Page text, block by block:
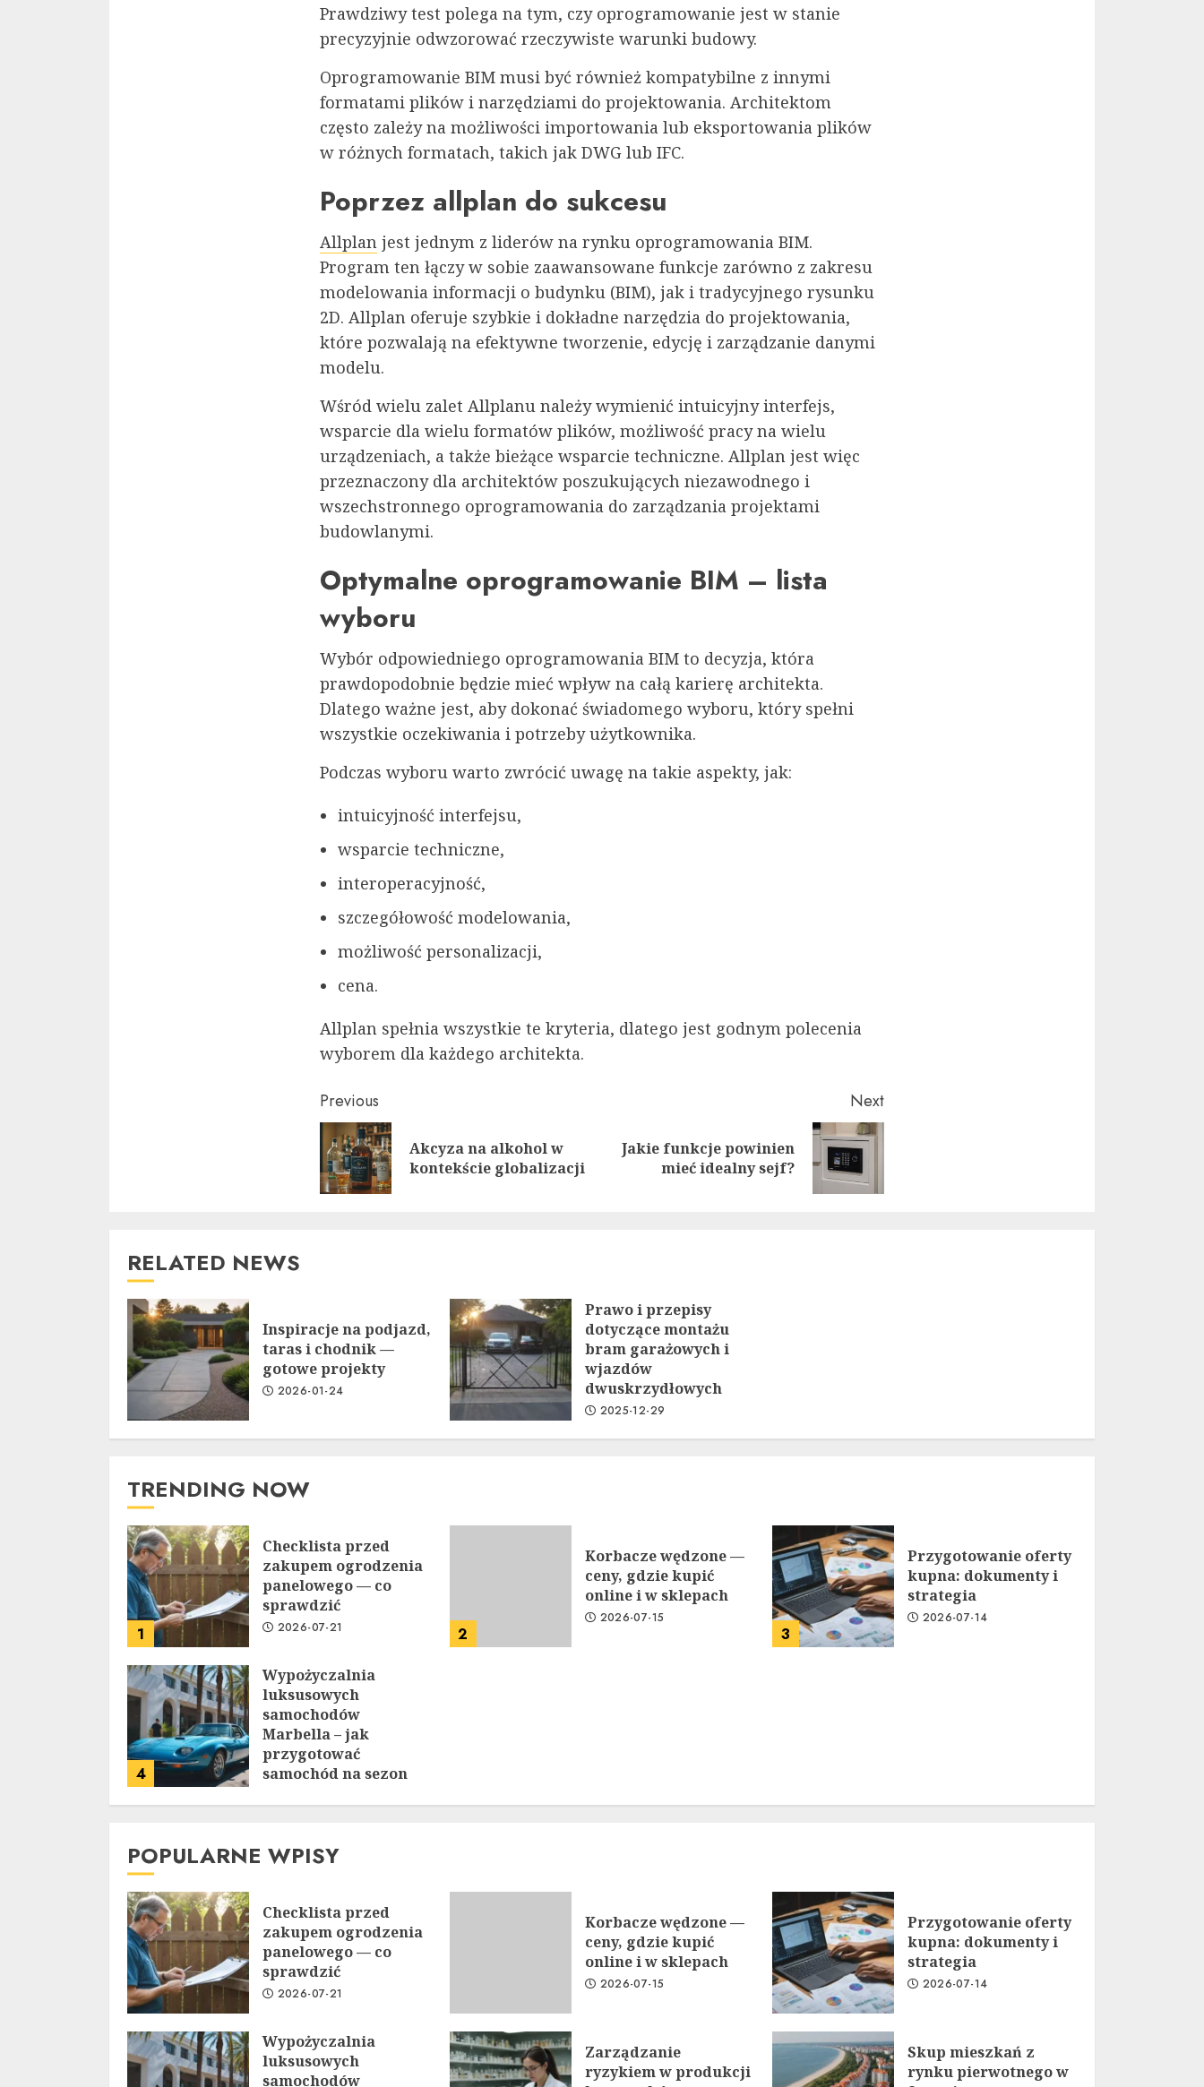
Prawdziwy test polega na tym, czy oprogramowanie jest w stanie
precyzyjnie odwzorować rzeczywiste warunki budowy.
Oprogramowanie BIM musi być również kompatybilne z innymi
formatami plików i narzędziami do projektowania. Architektom
często zależy na możliwości importowania lub eksportowania plików
w różnych formatach, takich jak DWG lub IFC.
Poprzez allplan do sukcesu
Allplan jest jednym z liderów na rynku oprogramowania BIM.
Program ten łączy w sobie zaawansowane funkcje zarówno z zakresu
modelowania informacji o budynku (BIM), jak i tradycyjnego rysunku
2D. Allplan oferuje szybkie i dokładne narzędzia do projektowania,
które pozwalają na efektywne tworzenie, edycję i zarządzanie danymi
modelu.
Wśród wielu zalet Allplanu należy wymienić intuicyjny interfejs,
wsparcie dla wielu formatów plików, możliwość pracy na wielu
urządzeniach, a także bieżące wsparcie techniczne. Allplan jest więc
przeznaczony dla architektów poszukujących niezawodnego i
wszechstronnego oprogramowania do zarządzania projektami
budowlanymi.
Optymalne oprogramowanie BIM – lista
wyboru
Wybór odpowiedniego oprogramowania BIM to decyzja, która
prawdopodobnie będzie mieć wpływ na całą karierę architekta.
Dlatego ważne jest, aby dokonać świadomego wyboru, który spełni
wszystkie oczekiwania i potrzeby użytkownika.
Podczas wyboru warto zwrócić uwagę na takie aspekty, jak:
intuicyjność interfejsu,
wsparcie techniczne,
interoperacyjność,
szczegółowość modelowania,
możliwość personalizacji,
cena.
Allplan spełnia wszystkie te kryteria, dlatego jest godnym polecenia
wyborem dla każdego architekta.
Continue
Reading
Previous
Previous
Akcyza na alkohol w
kontekście globalizacji
Next
Next
Jakie funkcje powinien
mieć idealny sejf?
RELATED NEWS
Inspiracje na podjazd,
taras i chodnik —
gotowe projekty
2026-01-24
Prawo i przepisy
dotyczące montażu
bram garażowych i
wjazdów
dwuskrzydłowych
2025-12-29
TRENDING NOW
1
Checklista przed
zakupem ogrodzenia
panelowego — co
sprawdzić
2026-07-21 2
Korbacze wędzone —
ceny, gdzie kupić
online i w sklepach
2026-07-15
3
Przygotowanie oferty
kupna: dokumenty i
strategia
2026-07-14
4
Wypożyczalnia
luksusowych
samochodów
Marbella – jak
przygotować
samochód na sezon
POPULARNE WPISY
Checklista przed
zakupem ogrodzenia
panelowego — co
sprawdzić
2026-07-21
Korbacze wędzone —
ceny, gdzie kupić
online i w sklepach
2026-07-15
Przygotowanie oferty
kupna: dokumenty i
strategia
2026-07-14
Wypożyczalnia
luksusowych
samochodów
Zarządzanie
ryzykiem w produkcji
Skup mieszkań z
rynku pierwotnego w